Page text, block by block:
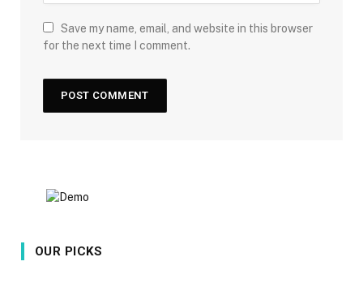
Save my name, email, and website in this browser
for the next time I comment.
OUR PICKS